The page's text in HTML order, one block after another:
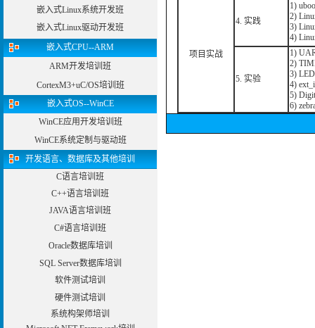
嵌入式Linux系统开发班
嵌入式Linux驱动开发班
嵌入式CPU--ARM
ARM开发培训班
CortexM3+uC/OS培训班
嵌入式OS--WinCE
WinCE应用开发培训班
WinCE系统定制与驱动班
开发语言、数据库及其他培训
C语言培训班
C++语言培训班
JAVA语言培训班
C#语言培训班
Oracle数据库培训
SQL Server数据库培训
软件测试培训
硬件测试培训
系统构架师培训
项目实战
4. 实践
1)
2)
3)
4)
5. 实验
1)
2)
3)
4)
5)
6)